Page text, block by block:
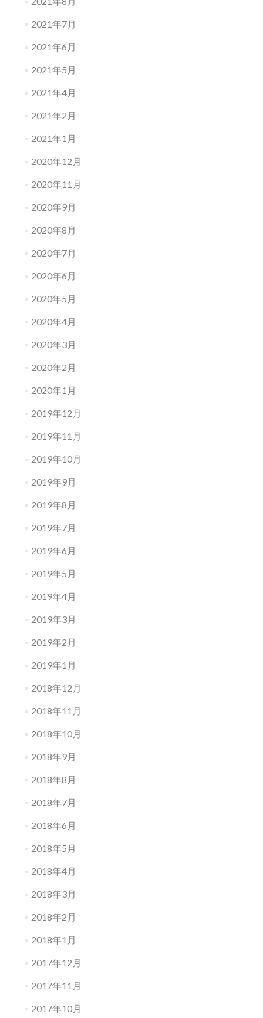
2021年7月
2021年6月
2021年5月
2021年4月
2021年2月
2021年1月
2020年12月
2020年11月
2020年9月
2020年8月
2020年7月
2020年6月
2020年5月
2020年4月
2020年3月
2020年2月
2020年1月
2019年12月
2019年11月
2019年10月
2019年9月
2019年8月
2019年7月
2019年6月
2019年5月
2019年4月
2019年3月
2019年2月
2019年1月
2018年12月
2018年11月
2018年10月
2018年9月
2018年8月
2018年7月
2018年6月
2018年5月
2018年4月
2018年3月
2018年2月
2018年1月
2017年12月
2017年11月
2017年10月